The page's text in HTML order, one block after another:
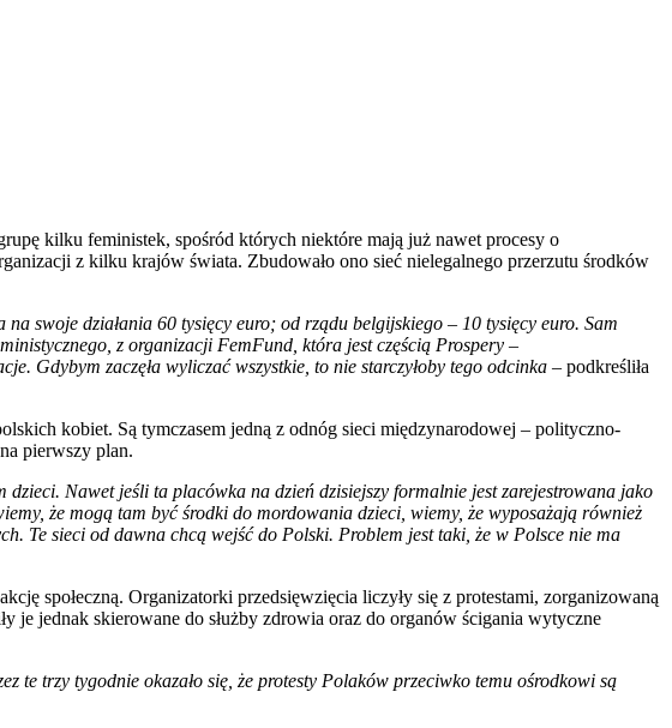
kilku feministek, spośród których niektóre mają już nawet procesy o
z kilku krajów świata. Zbudowało ono sieć nielegalnego przerzutu środków
swoje działania 60 tysięcy euro; od rządu belgijskiego – 10 tysięcy euro. Sam
z organizacji FemFund, która jest częścią Prospery –
Gdybym zaczęła wyliczać wszystkie, to nie starczyłoby tego odcinka – podkreśliła
kobiet. Są tymczasem jedną z odnóg sieci międzynarodowej – polityczno-
pierwszy plan.
Nawet jeśli ta placówka na dzień dzisiejszy formalnie jest zarejestrowana jako
że mogą tam być środki do mordowania dzieci, wiemy, że wyposażają również
Te sieci od dawna chcą wejść do Polski. Problem jest taki, że w Polsce nie ma
społeczną. Organizatorki przedsięwzięcia liczyły się z protestami, zorganizowaną
jednak skierowane do służby zdrowia oraz do organów ścigania wytyczne
te trzy tygodnie okazało się, że protesty Polaków przeciwko temu ośrodkowi są